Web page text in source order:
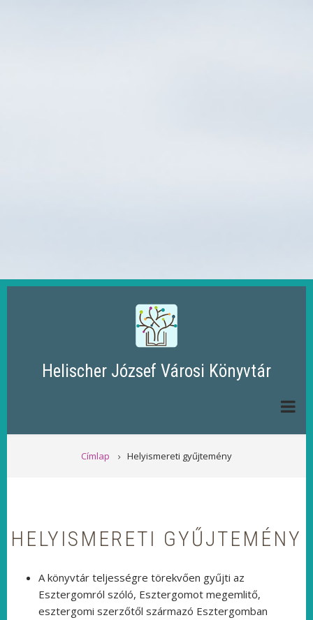
Helischer József Városi Könyvtár
MORZSA
Címlap Helyismereti gyűjtemény
HELYISMERETI GYŰJTEMÉNY
A könyvtár teljességre törekvően gyűjti az
Esztergomról szóló, Esztergomot megemlitő,
esztergomi szerzőtől származó Esztergomban